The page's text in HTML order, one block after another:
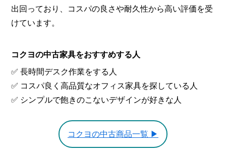
出回っており、コスパの良さや耐久性から高い評価を受
けています。
コクヨの中古家具をおすすめする人
✅ 長時間デスク作業をする人
✅ コスパ良く高品質なオフィス家具を探している人
✅ シンプルで飽きのこないデザインが好きな人
コクヨの中古商品一覧 ▶